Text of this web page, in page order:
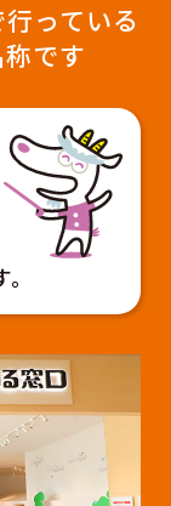
っている
です